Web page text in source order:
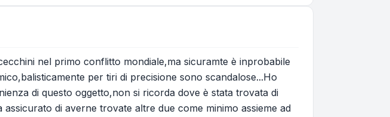
nel primo conflitto mondiale,ma sicuramte è inprobabile
per tiri di precisione sono scandalose...Ho
di questo oggetto,non si ricorda dove è stata trovata di
di averne trovate altre due come minimo assieme ad